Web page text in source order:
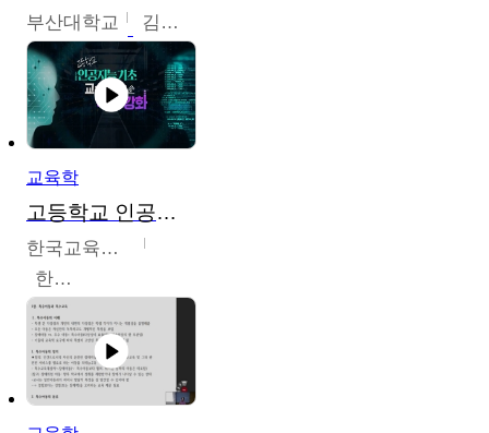
부산대학교 김충락
교육학
고등학교 인공지능 기초 교수ㆍ학습 역량 강화
한국교육학술정보원
한국교육학술정보원